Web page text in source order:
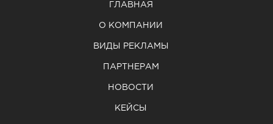
ГЛАВНАЯ
О КОМПАНИИ
ВИДЫ РЕКЛАМЫ
ПАРТНЕРАМ
НОВОСТИ
КЕЙСЫ